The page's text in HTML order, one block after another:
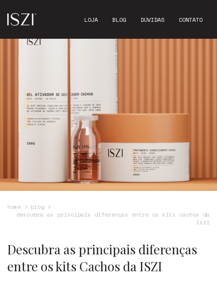
LOJA BLOG DÚVIDAS CONTATO
home
blog
descubra as principais diferenças entre os kits cachos da
iszi
Descubra as principais diferenças
entre os kits Cachos da ISZI